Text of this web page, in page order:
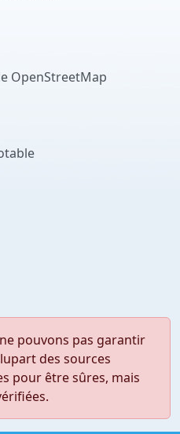
OpenStreetMap
pouvons pas garantir
des sources
pour être sûres, mais